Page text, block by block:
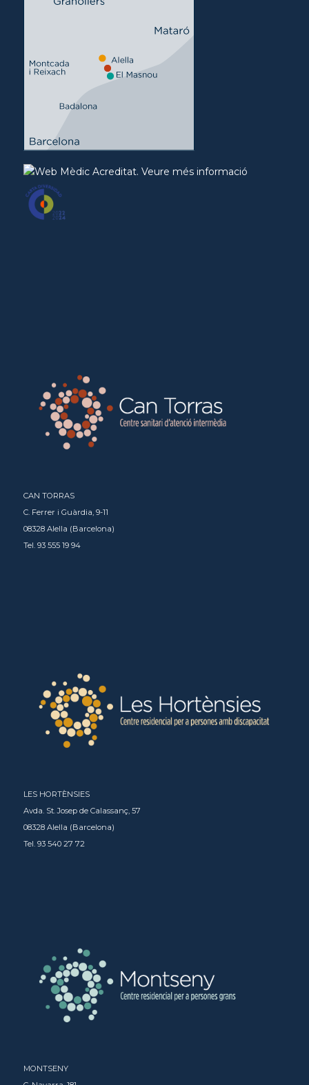
CAN TORRAS
C. Ferrer i Guàrdia, 9-11
08328 Alella (Barcelona)
Tel. 93 555 19 94
LES HORTÈNSIES
Avda. St. Josep de Calassanç, 57
08328 Alella (Barcelona)
Tel. 93 540 27 72
MONTSENY